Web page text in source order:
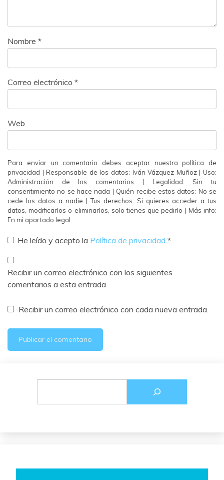
Nombre *
Correo electrónico *
Web
Para enviar un comentario debes aceptar nuestra política de
privacidad | Responsable de los datos: Iván Vázquez Muñoz | Uso:
Administración de los comentarios | Legalidad: Sin tu
consentimiento no se hace nada | Quién recibe estos datos: No se
cede los datos a nadie | Tus derechos: Si quieres acceder a tus
datos, modificarlos o eliminarlos, solo tienes que pedirlo | Más info:
En mi apartado legal.
He leído y acepto la Política de privacidad *
Recibir un correo electrónico con los siguientes
comentarios a esta entrada.
Recibir un correo electrónico con cada nueva entrada.